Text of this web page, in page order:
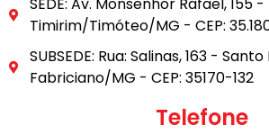
Timirim/Timóteo/MG - CEP:
SUBSEDE: Rua: Salinas, 163 -
Fabriciano/MG - CEP: 35170-132
Telefone